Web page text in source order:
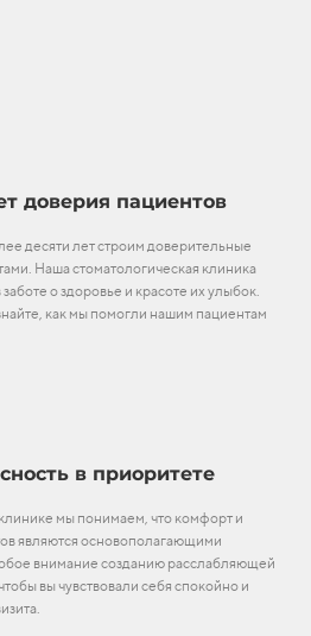
доверия пациентов
десяти лет строим доверительные
Наша стоматологическая клиника
о здоровье и красоте их улыбок.
как мы помогли нашим пациентам
в приоритете
мы понимаем, что комфорт и
являются основополагающими
внимание созданию расслабляющей
вы чувствовали себя спокойно и